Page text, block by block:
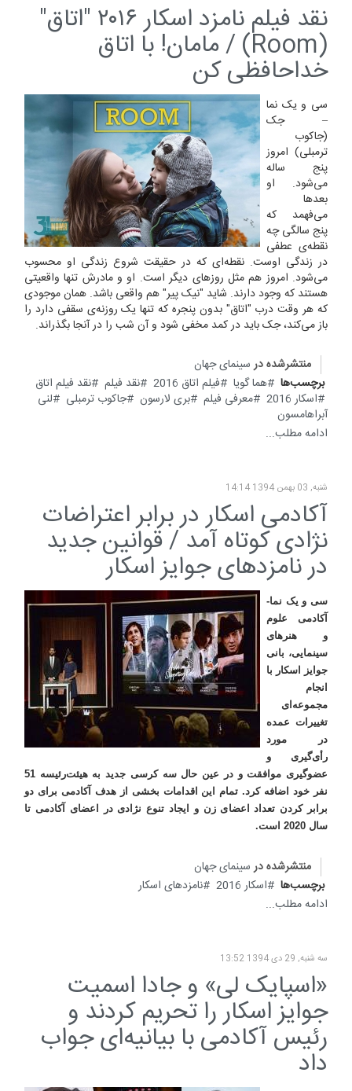
نقد فیلم نامزد اسکار ۲۰۱۶ "اتاق"
(Room) / مامان! با اتاق
خداحافظی کن
سی و یک نما
– جک
(جاکوب
ترمبلی) امروز
پنج ساله
می‌شود. او
بعدها
می‌فهمد که
پنج سالگی چه
نقطه‌ی عطفی
در زندگی اوست. نقطه‌ای که در حقیقت شروع زندگی او محسوب
می‌شود. امروز هم مثل روزهای دیگر است. او و مادرش تنها واقعیتی
هستند که وجود دارند. شاید "نیک پیر" هم واقعی باشد. همان موجودی
که هر وقت درب "اتاق" بدون پنجره که تنها یک روزنه‌ی سقفی دارد را
باز می‌کند، جک باید در کمد مخفی شود و آن شب را در آنجا بگذراند.
منتشرشده در سینمای جهان
برچسب‌ها
هما گویا فیلم اتاق 2016 نقد فیلم
نقد فیلم اتاق
اسکار 2016
معرفی فیلم بری لارسون جاکوب ترمبلی
لنی
آبراهامسون
ادامه مطلب...
شنبه, 03 بهمن 1394 14:14
آکادمی اسکار در برابر اعتراضات
نژادی کوتاه آمد / قوانین جدید
در نامزدهای جوایز اسکار
سی و یک نما-
آکادمی علوم
و هنرهای
سینمایی، بانی
جوایز اسکار با
انجام
مجموعه‌ای
تغییرات عمده
در مورد
رأی‌گیری و
عضوگیری موافقت و در عین حال سه کرسی جدید به هیئت‌رئیسه 51
نفر خود اضافه کرد. تمام این اقدامات بخشی از هدف آکادمی برای دو
برابر کردن تعداد اعضای زن و ایجاد تنوع نژادی در اعضای آکادمی تا
سال 2020 است
.
منتشرشده در سینمای جهان
برچسب‌ها
اسکار 2016
نامزدهای اسکار
ادامه مطلب...
سه شنبه, 29 دی 1394 13:52
«اسپایک لی» و جادا اسمیت
جوایز اسکار را تحریم کردند و
رئیس آکادمی با بیانیه‌ای جواب
داد